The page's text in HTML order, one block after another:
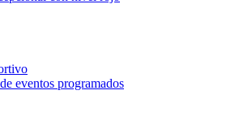
eventos programados